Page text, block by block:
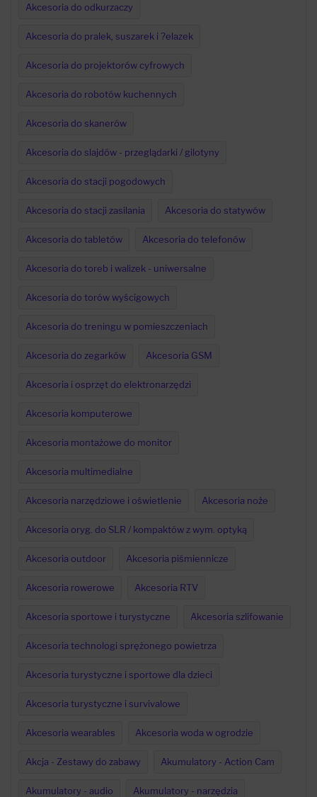
Akcesoria do odkurzaczy
Akcesoria do pralek, suszarek i ?elazek
Akcesoria do projektorów cyfrowych
Akcesoria do robotów kuchennych
Akcesoria do skanerów
Akcesoria do slajdów - przeglądarki / gilotyny
Akcesoria do stacji pogodowych
Akcesoria do stacji zasilania Akcesoria do statywów
Akcesoria do tabletów Akcesoria do telefonów
Akcesoria do toreb i walizek - uniwersalne
Akcesoria do torów wyścigowych
Akcesoria do treningu w pomieszczeniach
Akcesoria do zegarków Akcesoria GSM
Akcesoria i osprzęt do elektronarzędzi
Akcesoria komputerowe
Akcesoria montażowe do monitor
Akcesoria multimedialne
Akcesoria narzędziowe i oświetlenie Akcesoria noże
Akcesoria oryg. do SLR / kompaktów z wym. optyką
Akcesoria outdoor Akcesoria piśmiennicze
Akcesoria rowerowe Akcesoria RTV
Akcesoria sportowe i turystyczne Akcesoria szlifowanie
Akcesoria technologi sprężonego powietrza
Akcesoria turystyczne i sportowe dla dzieci
Akcesoria turystyczne i survivalowe
Akcesoria wearables Akcesoria woda w ogrodzie
Akcja - Zestawy do zabawy Akumulatory - Action Cam
Akumulatory - audio Akumulatory - narzędzia